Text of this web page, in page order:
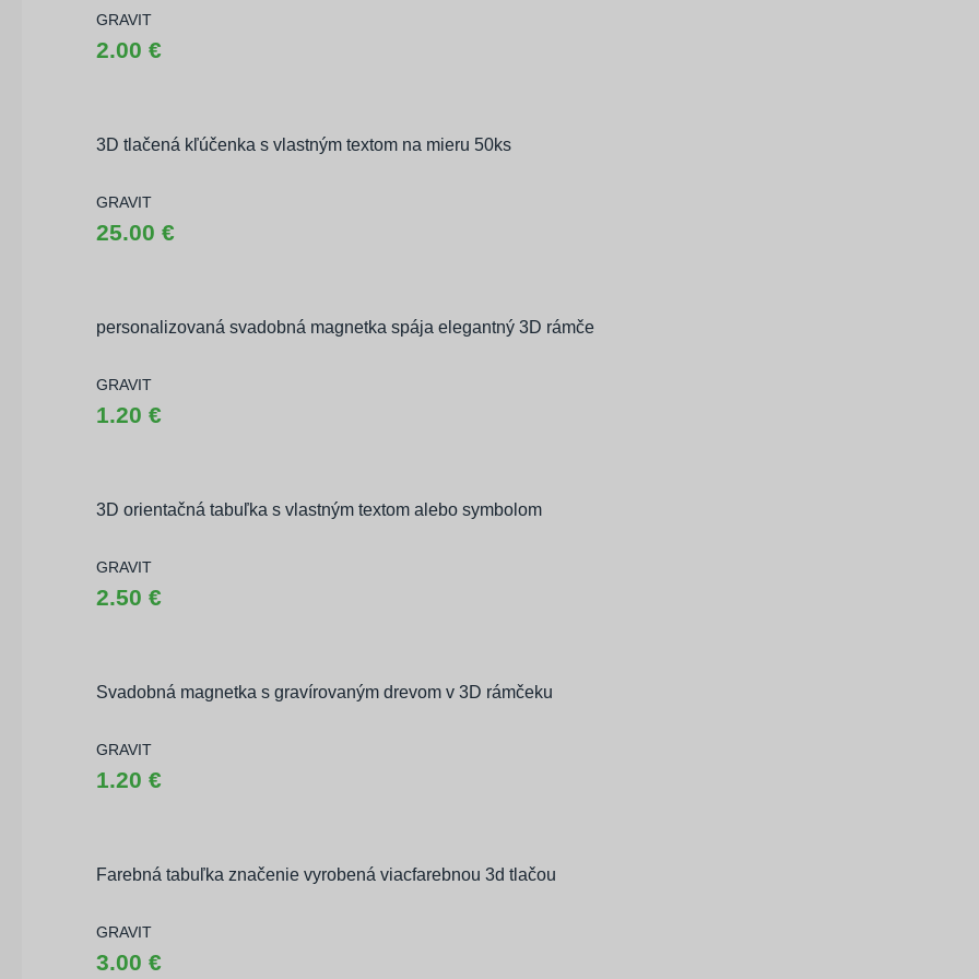
GRAVIT
2.00 €
3D tlačená kľúčenka s vlastným textom na mieru 50ks
GRAVIT
25.00 €
personalizovaná svadobná magnetka spája elegantný 3D rámče
GRAVIT
1.20 €
3D orientačná tabuľka s vlastným textom alebo symbolom
GRAVIT
2.50 €
Svadobná magnetka s gravírovaným drevom v 3D rámčeku
GRAVIT
1.20 €
Farebná tabuľka značenie vyrobená viacfarebnou 3d tlačou
GRAVIT
3.00 €